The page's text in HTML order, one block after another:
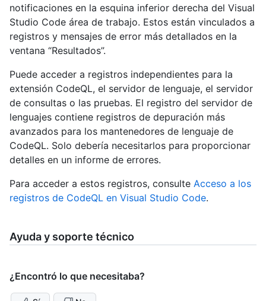
notificaciones en la esquina inferior derecha del Visual
Studio Code área de trabajo. Estos están vinculados a
registros y mensajes de error más detallados en la
ventana “Resultados”.
Puede acceder a registros independientes para la
extensión CodeQL, el servidor de lenguaje, el servidor
de consultas o las pruebas. El registro del servidor de
lenguajes contiene registros de depuración más
avanzados para los mantenedores de lenguaje de
CodeQL. Solo debería necesitarlos para proporcionar
detalles en un informe de errores.
Para acceder a estos registros, consulte Acceso a los
registros de CodeQL en Visual Studio Code.
Ayuda y soporte técnico
¿Encontró lo que necesitaba?